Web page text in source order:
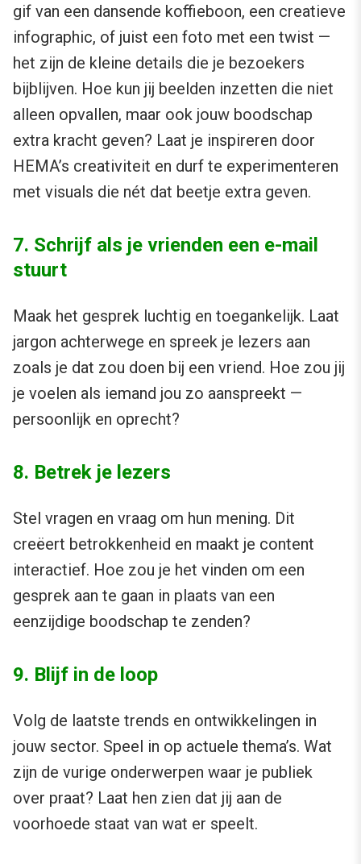
gif van een dansende koffieboon, een creatieve
infographic, of juist een foto met een twist —
het zijn de kleine details die je bezoekers
bijblijven. Hoe kun jij beelden inzetten die niet
alleen opvallen, maar ook jouw boodschap
extra kracht geven? Laat je inspireren door
HEMA’s creativiteit en durf te experimenteren
met visuals die nét dat beetje extra geven.
7. Schrijf als je vrienden een e-mail
stuurt
Maak het gesprek luchtig en toegankelijk. Laat
jargon achterwege en spreek je lezers aan
zoals je dat zou doen bij een vriend. Hoe zou jij
je voelen als iemand jou zo aanspreekt —
persoonlijk en oprecht?
8. Betrek je lezers
Stel vragen en vraag om hun mening. Dit
creëert betrokkenheid en maakt je content
interactief. Hoe zou je het vinden om een
gesprek aan te gaan in plaats van een
eenzijdige boodschap te zenden?
9. Blijf in de loop
Volg de laatste trends en ontwikkelingen in
jouw sector. Speel in op actuele thema’s. Wat
zijn de vurige onderwerpen waar je publiek
over praat? Laat hen zien dat jij aan de
voorhoede staat van wat er speelt.